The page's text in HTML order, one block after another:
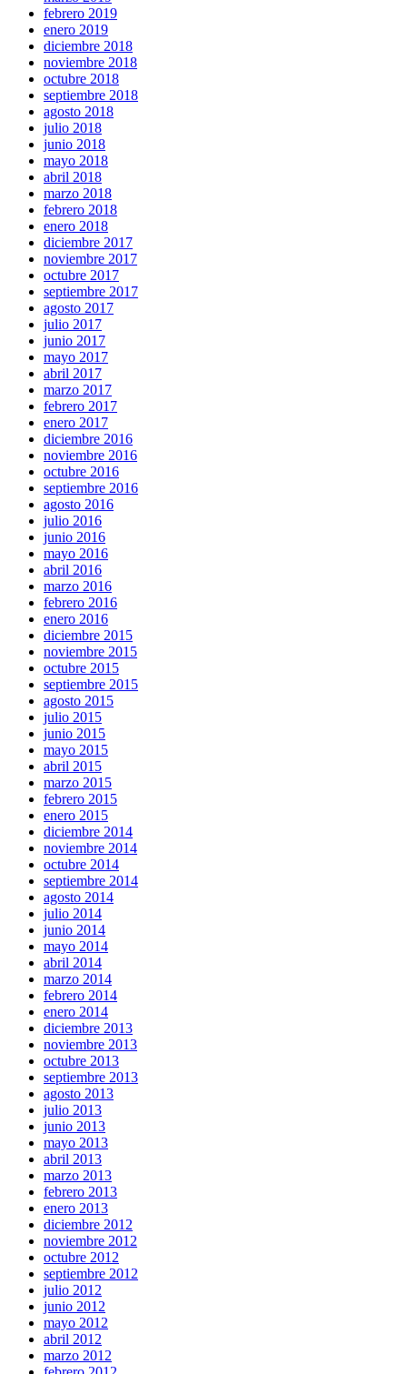
febrero 2019
enero 2019
diciembre 2018
noviembre 2018
octubre 2018
septiembre 2018
agosto 2018
julio 2018
junio 2018
mayo 2018
abril 2018
marzo 2018
febrero 2018
enero 2018
diciembre 2017
noviembre 2017
octubre 2017
septiembre 2017
agosto 2017
julio 2017
junio 2017
mayo 2017
abril 2017
marzo 2017
febrero 2017
enero 2017
diciembre 2016
noviembre 2016
octubre 2016
septiembre 2016
agosto 2016
julio 2016
junio 2016
mayo 2016
abril 2016
marzo 2016
febrero 2016
enero 2016
diciembre 2015
noviembre 2015
octubre 2015
septiembre 2015
agosto 2015
julio 2015
junio 2015
mayo 2015
abril 2015
marzo 2015
febrero 2015
enero 2015
diciembre 2014
noviembre 2014
octubre 2014
septiembre 2014
agosto 2014
julio 2014
junio 2014
mayo 2014
abril 2014
marzo 2014
febrero 2014
enero 2014
diciembre 2013
noviembre 2013
octubre 2013
septiembre 2013
agosto 2013
julio 2013
junio 2013
mayo 2013
abril 2013
marzo 2013
febrero 2013
enero 2013
diciembre 2012
noviembre 2012
octubre 2012
septiembre 2012
julio 2012
junio 2012
mayo 2012
abril 2012
marzo 2012